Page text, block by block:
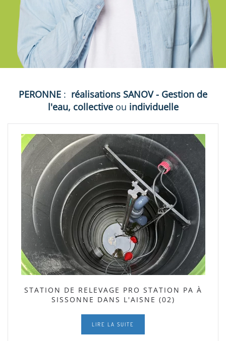
PERONNE : réalisations SANOV - Gestion de
l'eau, collective ou individuelle
STATION DE RELEVAGE PRO STATION PA À
SISSONNE DANS L'AISNE (02)
LIRE LA SUITE